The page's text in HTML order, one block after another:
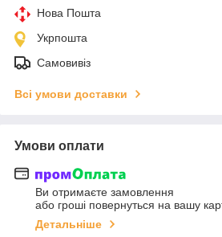
Нова Пошта
Укрпошта
Самовивіз
Всі умови доставки
Умови оплати
Ви отримаєте замовлення
або гроші повернуться на вашу
Детальніше